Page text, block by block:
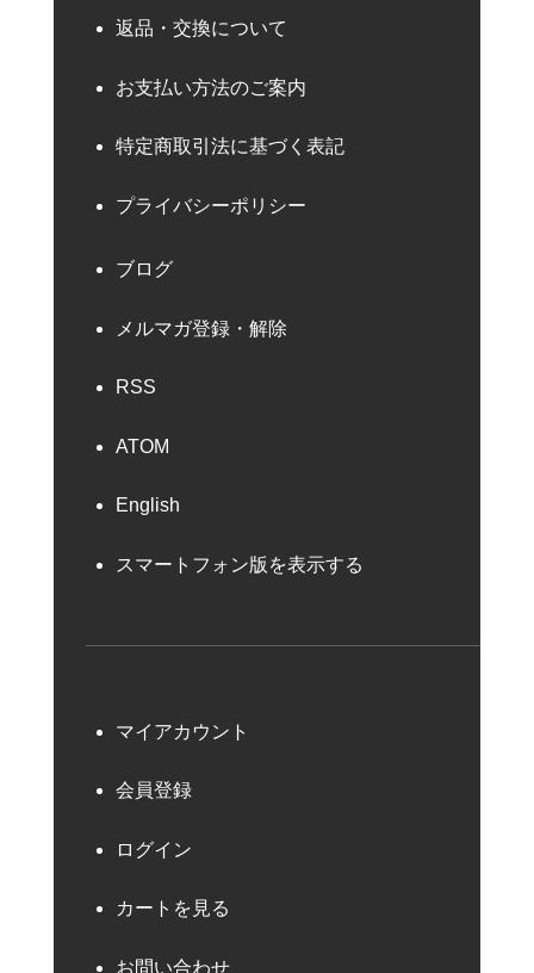
返品・交換について
お支払い方法のご案内
特定商取引法に基づく表記
プライバシーポリシー
ブログ
メルマガ登録・解除
RSS
ATOM
English
スマートフォン版を表示する
マイアカウント
会員登録
ログイン
カートを見る
お問い合わせ